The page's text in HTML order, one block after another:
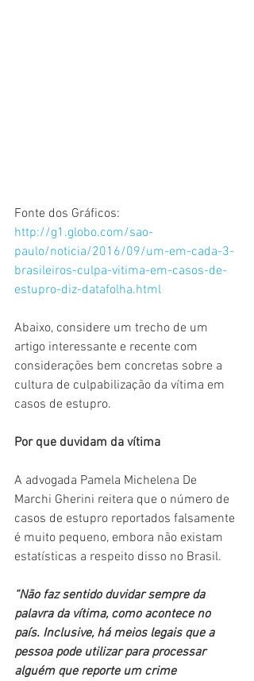
Fonte dos Gráficos:
http://g1.globo.com/sao-
paulo/noticia/2016/09/um-em-cada-3-
brasileiros-culpa-vitima-em-casos-de-
estupro-diz-datafolha.html
Abaixo, considere um trecho de um
artigo interessante e recente com
considerações bem concretas sobre a
cultura de culpabilização da vítima em
casos de estupro.
Por que duvidam da vítima
A advogada Pamela Michelena De
Marchi Gherini reitera que o número de
casos de estupro reportados falsamente
é muito pequeno, embora não existam
estatísticas a respeito disso no Brasil.
“Não faz sentido duvidar sempre da
palavra da vítima, como acontece no
país. Inclusive, há meios legais que a
pessoa pode utilizar para processar
alguém que reporte um crime